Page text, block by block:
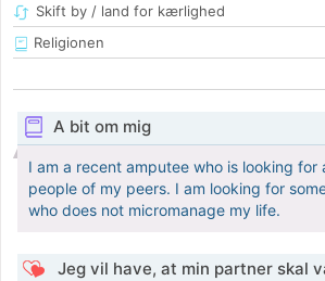
Skift by / land for kærlighed
Religionen
A bit om mig
I am a recent amputee who is looking for
people of my peers. I am looking for
who does not micromanage my life.
Jeg vil have, at min partner skal